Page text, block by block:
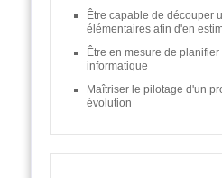
Être capable de découper
élémentaires afin d'en
Être en mesure de
informatique
Maîtriser le pilotage d'un
évolution